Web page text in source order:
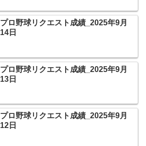
プロ野球リクエスト成績_2025年9月
14日
プロ野球リクエスト成績_2025年9月
13日
プロ野球リクエスト成績_2025年9月
12日